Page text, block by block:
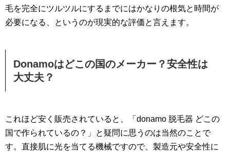
毛を完全にツルツルにするまでにはかなりの根気と時間が
必要になる、というのが現実的な評価と言えます。
Donamoはどこの国のメーカー？安全性は
大丈夫？
これほど安く販売されていると、「donamo 脱毛器 どこの
国で作られているの？」と疑問に思うのは当然のことで
す。直接肌に光を当てる機械ですので、製造元や安全性に